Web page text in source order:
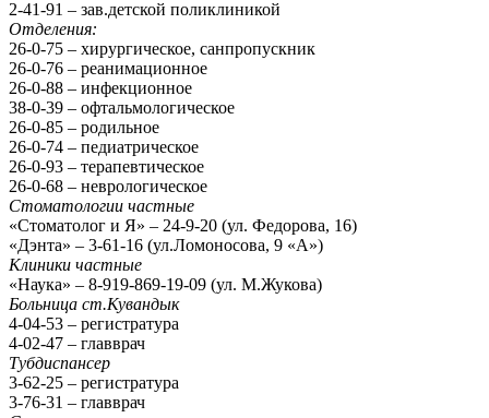
2-41-91 – зав.детской поликлиникой
Отделения:
26-0-75 – хирургическое, санпропускник
26-0-76 – реанимационное
26-0-88 – инфекционное
38-0-39 – офтальмологическое
26-0-85 – родильное
26-0-74 – педиатрическое
26-0-93 – терапевтическое
26-0-68 – неврологическое
Стоматологии частные
«Стоматолог и Я» – 24-9-20 (ул. Федорова, 16)
«Дэнта» – 3-61-16 (ул.Ломоносова, 9 «А»)
Клиники частные
«Наука» – 8-919-869-19-09 (ул. М.Жукова)
Больница ст.Кувандык
4-04-53 – регистратура
4-02-47 – главврач
Тубдиспансер
3-62-25 – регистратура
3-76-31 – главврач